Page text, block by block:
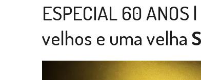
5 DE AGOSTO DE 2026 | BALDE DO ODO #122 CHILDREN OF
3 DE AGOSTO DE 2026 | VEJA FOTOS DO TERCEIRO
TB AO VIVO | STAR TREK:
ESPECIAL 60 ANOS
velhos e uma velha